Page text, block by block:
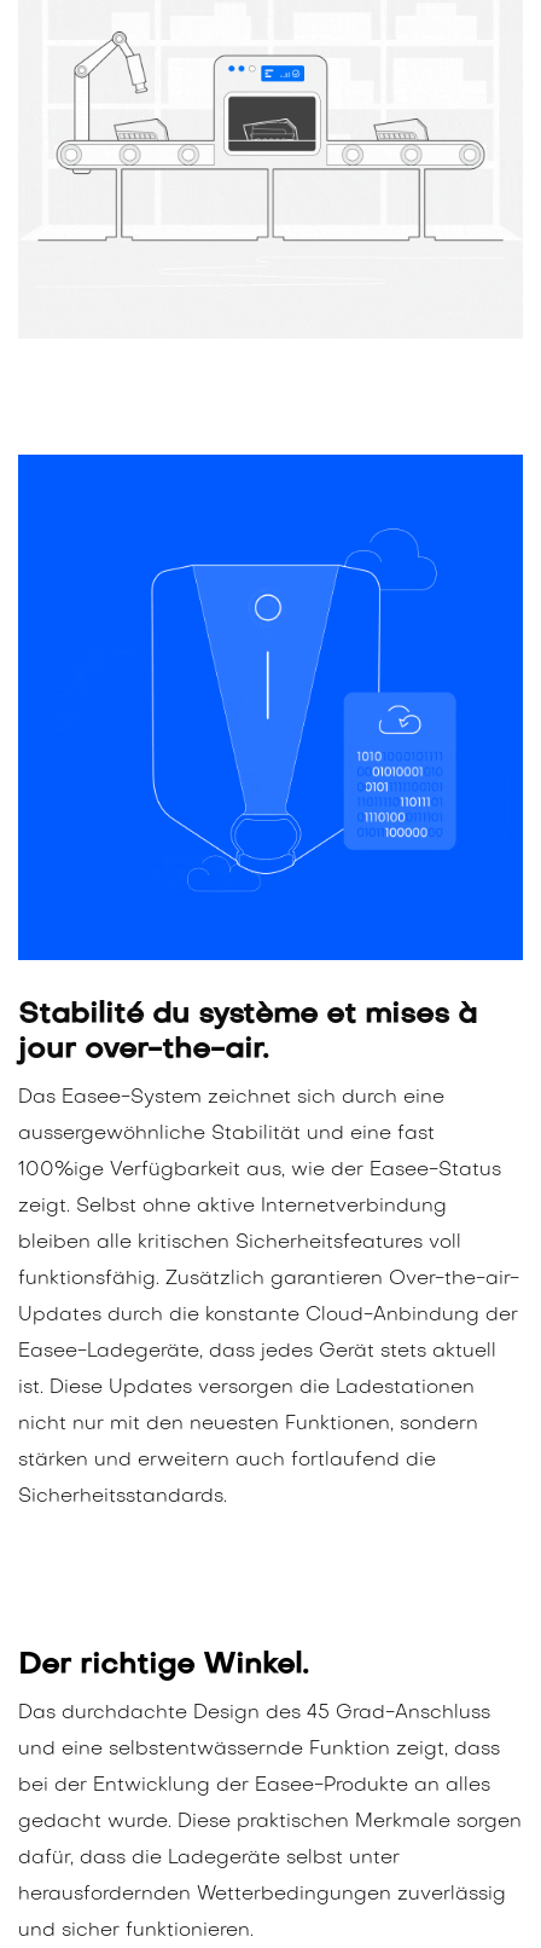
Stabilité du système et mises à
jour over-the-air.
Das Easee-System zeichnet sich durch eine
aussergewöhnliche Stabilität und eine fast
100%ige Verfügbarkeit aus, wie der Easee-Status
zeigt. Selbst ohne aktive Internetverbindung
bleiben alle kritischen Sicherheitsfeatures voll
funktionsfähig. Zusätzlich garantieren Over-the-air-
Updates durch die konstante Cloud-Anbindung der
Easee-Ladegeräte, dass jedes Gerät stets aktuell
ist. Diese Updates versorgen die Ladestationen
nicht nur mit den neuesten Funktionen, sondern
stärken und erweitern auch fortlaufend die
Sicherheitsstandards.
Der richtige Winkel.
Das durchdachte Design des 45 Grad-Anschluss
und eine selbstentwässernde Funktion zeigt, dass
bei der Entwicklung der Easee-Produkte an alles
gedacht wurde. Diese praktischen Merkmale sorgen
dafür, dass die Ladegeräte selbst unter
herausfordernden Wetterbedingungen zuverlässig
und sicher funktionieren.